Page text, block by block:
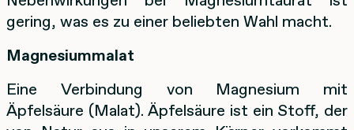
gering, was es zu einer beliebten Wahl macht.
Magnesiummalat
Eine Verbindung von Magnesium mit
Äpfelsäure (Malat). Äpfelsäure ist ein Stoff, der